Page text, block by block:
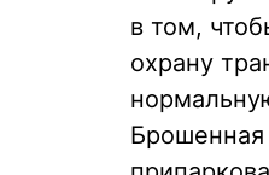
в том,
охрану